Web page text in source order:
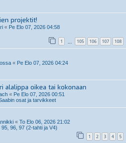
projektit!
« Pe Elo 07, 2026 04:58
1 105 106 107 108
« Pe Elo 07, 2026 04:24
alalippa oikea tai kokonaan
« Pe Elo 07, 2026 00:51
osat ja tarvikkeet
« To Elo 06, 2026 21:02
95, 96, 97 (2-tahti ja V4)
1 2 3 4 5